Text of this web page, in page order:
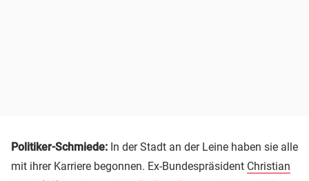
Politiker-Schmiede: In der Stadt an der Leine haben sie alle
mit ihrer Karriere begonnen. Ex-Bundespräsident Christian